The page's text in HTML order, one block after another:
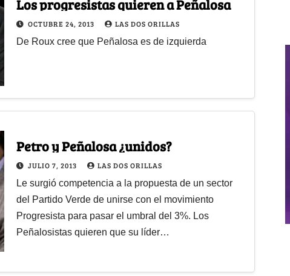
Los progresistas quieren a Peñalosa
OCTUBRE 24, 2013 LAS DOS ORILLAS
De Roux cree que Peñalosa es de izquierda
Petro y Peñalosa ¿unidos?
JULIO 7, 2013 LAS DOS ORILLAS
Le surgió competencia a la propuesta de un sector
del Partido Verde de unirse con el movimiento
Progresista para pasar el umbral del 3%. Los
Peñalosistas quieren que su líder…